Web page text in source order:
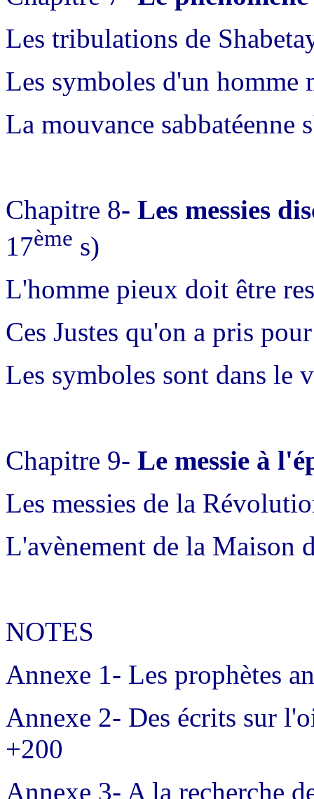
Les tribulations de
Les symboles d'un homme
La mouvance sabbatéenne
Chapitre 8- Les messies
17ème s)
L'homme pieux doit être
Ces Justes qu'on a pris
Les symboles sont dans le
Chapitre 9- Le messie à
Les messies de la
L'avènement de la Maison
NOTES
Annexe 1- Les prophètes
Annexe 2- Des écrits sur
+200
Annexe 3- A la recherche